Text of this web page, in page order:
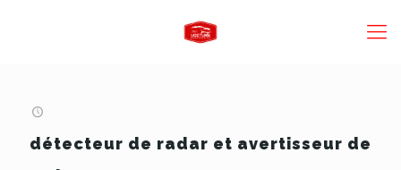
détecteur de radar et avertisseur de